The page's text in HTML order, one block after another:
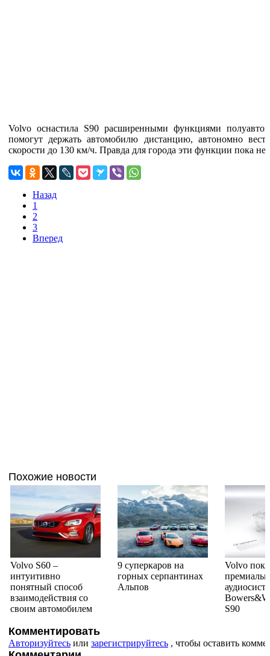
Volvo оснастила S90 расширенными функциями
помогут держать автомобилю дистанцию, автономно
скорости до 130 км/ч. Правда для города эти функции пока не
Назад
1
2
3
Вперед
Похожие новости
Volvo S60 –
интуитивно
понятный способ
взаимодействия со
своим автомобилем
9 суперкаров на
горных серпантинах
Альпов
Volvo
S90
Комментировать
Авторизуйтесь или зарегистрируйтесь , чтобы оставить